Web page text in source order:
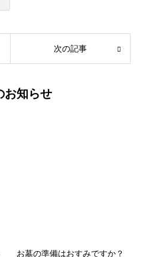
次の記事
お知らせ
お墓の準備はおすみですか？